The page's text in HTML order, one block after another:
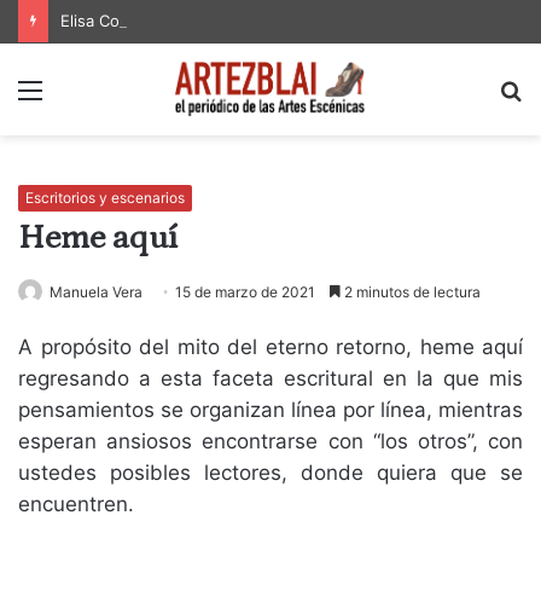
Menú
Escritorios y escenarios
Heme aquí
Manuela Vera 15 de marzo de 2021 2 minutos de lectura
A propósito del mito del eterno retorno, heme aquí
regresando a esta faceta escritural en la que mis
pensamientos se organizan línea por línea, mientras
esperan ansiosos encontrarse con “los otros”, con
ustedes posibles lectores, donde quiera que se
encuentren.